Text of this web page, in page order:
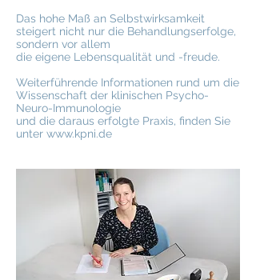
Das hohe Maß an Selbstwirksamkeit
steigert nicht nur die Behandlungserfolge,
sondern vor allem
die eigene Lebensqualität und -freude.
Weiterführende Informationen rund um die
Wissenschaft der klinischen Psycho-
Neuro-Immunologie
und die daraus erfolgte Praxis, finden Sie
unter www.kpni.de